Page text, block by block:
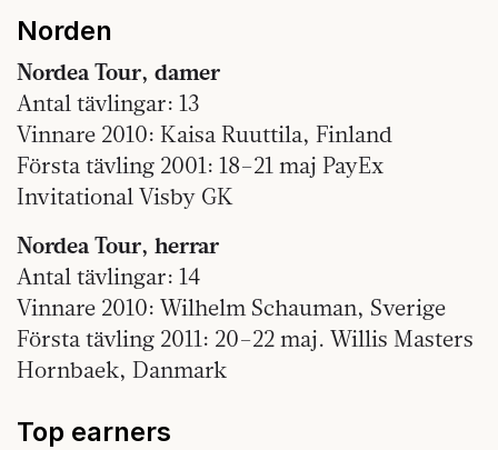
Norden
Nordea Tour, damer
Antal tävlingar: 13
Vinnare 2010: Kaisa Ruuttila, Finland
Första tävling 2001: 18–21 maj PayEx
Invitational Visby GK
Nordea Tour, herrar
Antal tävlingar: 14
Vinnare 2010: Wilhelm Schauman, Sverige
Första tävling 2011: 20–22 maj. ­Willis Masters
Hornbaek, Danmark
Top earners